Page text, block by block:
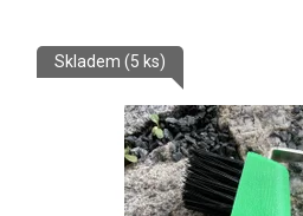
Skladem (5 ks)